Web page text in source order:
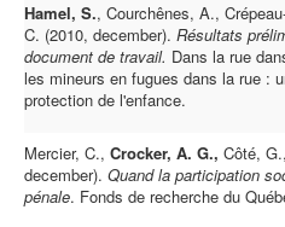
Hamel, S., Courchênes, A.,
C. (2010, december). Résultats
document de travail. Dans la rue
les mineurs en fugues dans la rue :
protection de l'enfance.
Mercier, C., Crocker, A. G., Côté,
december). Quand la participation
pénale. Fonds de recherche du